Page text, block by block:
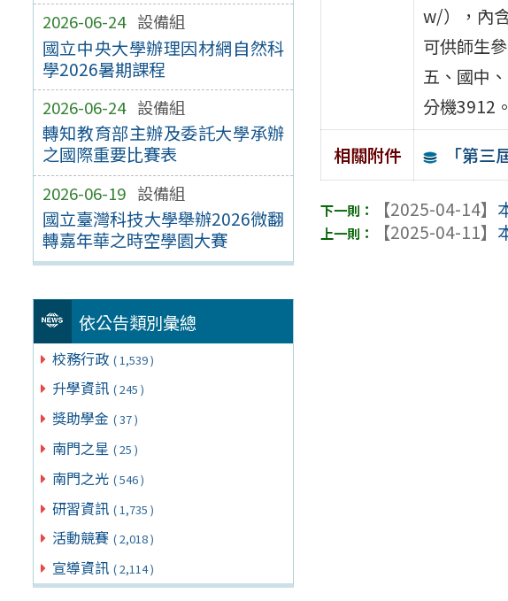
2026-06-24 設備組
國立中央大學辦理因材網自然科
學2026暑期課程
2026-06-24 設備組
轉知教育部主辦及委託大學承辦
之國際重要比賽表
2026-06-19 設備組
國立臺灣科技大學舉辦2026微翻
轉嘉年華之時空學園大賽
依公告類別彙總
校務行政 ( 1,539 )
升學資訊 ( 245 )
獎助學金 ( 37 )
南門之星 ( 25 )
南門之光 ( 546 )
研習資訊 ( 1,735 )
活動競賽 ( 2,018 )
宣導資訊 ( 2,114 )
w/），內
可供師生
五、國中
分機3912。
相關附件
「第
【2025-04-14】
【2025-04-11】